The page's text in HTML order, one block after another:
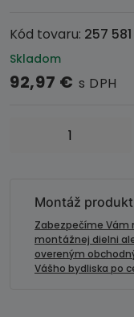
Kód tovaru: 257 581
Skladom
92,97 € s DPH
množstvo
sady-
MERCEDES
Bose
Montáž
Zabezpečíme
montážnej dielni
overeným
Vášho bydliska po